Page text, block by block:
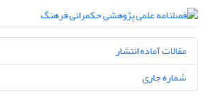
مقالات آماده انتشار
شماره جاری